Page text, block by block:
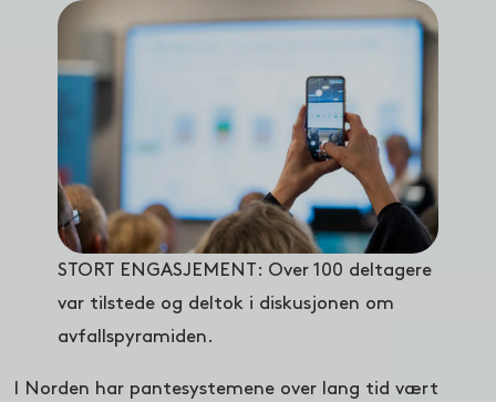
STORT ENGASJEMENT: Over 100 deltagere
var tilstede og deltok i diskusjonen om
avfallspyramiden.
I Norden har pantesystemene over lang tid vært